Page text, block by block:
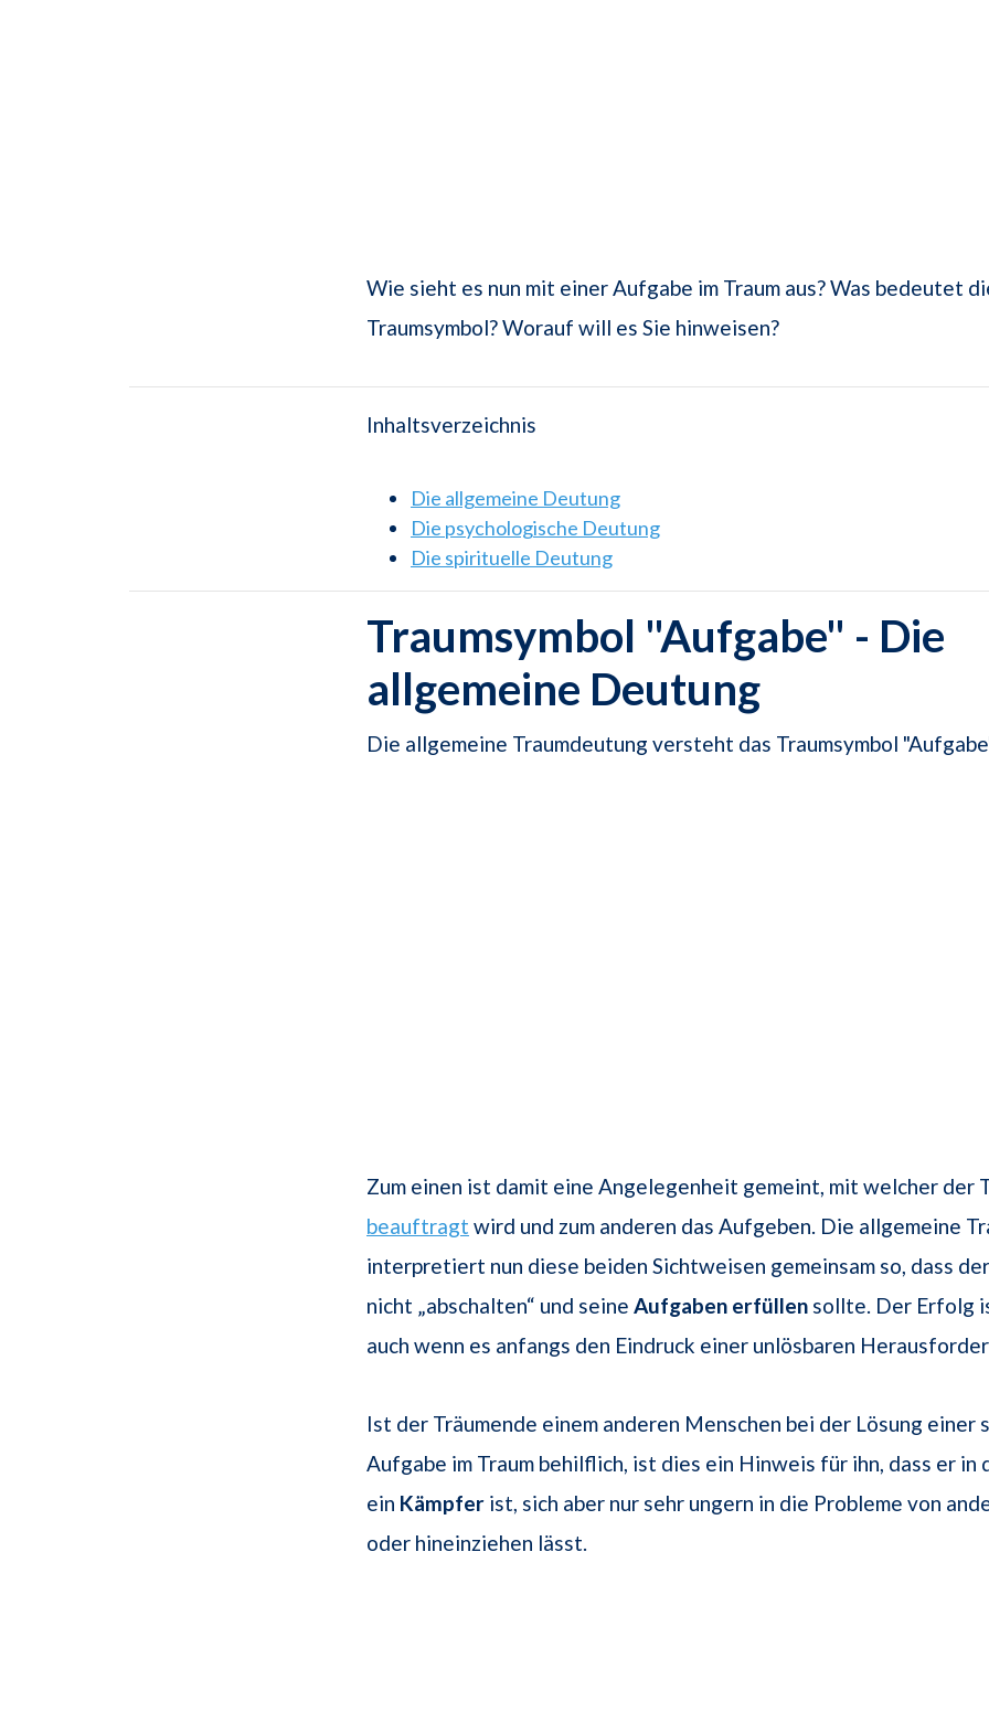
Wie sieht es nun mit einer Aufgabe im Traum aus? Was bedeutet
Traumsymbol? Worauf will es Sie hinweisen?
Inhaltsverzeichnis
Die allgemeine Deutung
Die psychologische Deutung
Die spirituelle Deutung
Traumsymbol "Aufgabe" - Die
allgemeine Deutung
Die allgemeine Traumdeutung versteht das Traumsymbol
Zum einen ist damit eine Angelegenheit gemeint, mit welcher der
beauftragt wird und zum anderen das Aufgeben. Die allgemeine
interpretiert nun diese beiden Sichtweisen gemeinsam so, dass
nicht „abschalten“ und seine Aufgaben erfüllen sollte. Der Erfolg
auch wenn es anfangs den Eindruck einer unlösbaren
Ist der Träumende einem anderen Menschen bei der Lösung einer
Aufgabe im Traum behilflich, ist dies ein Hinweis für ihn, dass er in
ein Kämpfer ist, sich aber nur sehr ungern in die Probleme von
oder hineinziehen lässt.